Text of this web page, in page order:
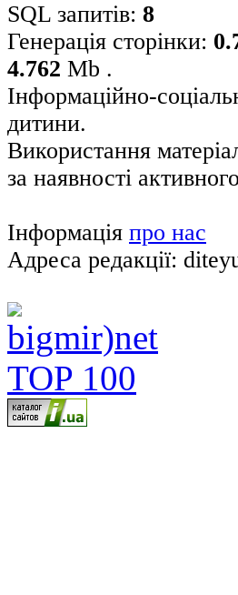
SQL запитів: 8
Генерація сторінки:
4.762 Mb .
Інформаційно-
дитини.
Використання
за наявності
Інформація про нас
Адреса редакції: